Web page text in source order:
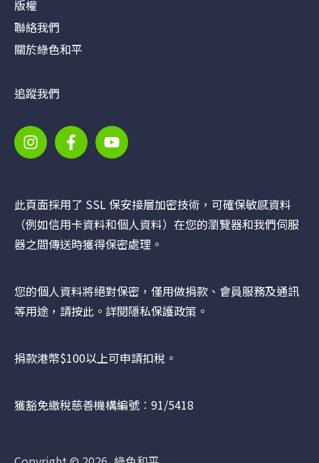
版權
聯絡我們
關於綠色和平
追蹤我們
此頁面採用了 SSL 保安接層加密技術，可確保敏感資料
（例如信用卡資料和個人資料）在您的瀏覽器和我們伺服
器之間傳送時獲得保密處理。
您的個人資料將絕對保密，僅用做捐款、會員服務及通訊
等用途，請按此 。詳閱隱私保護政策。
捐款港幣$100以上可申請扣稅。
獲豁免繳稅慈善機構編號︰91/5418